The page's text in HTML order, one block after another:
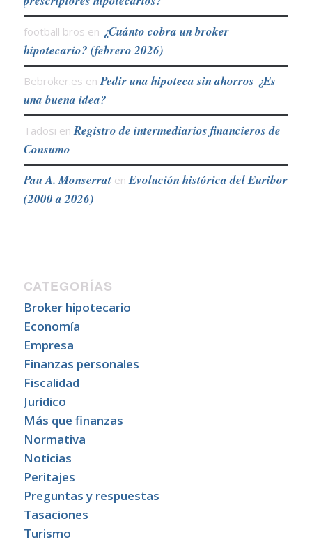
football bros en ¿Cuánto cobra un broker
hipotecario? (febrero 2026)
Bebroker.es en Pedir una hipoteca sin ahorros ¿Es
una buena idea?
Tadosi en Registro de intermediarios financieros de
Consumo
Pau A. Monserraten Evolución histórica del Euribor
(2000 a 2026)
CATEGORÍAS
Broker hipotecario
Economía
Empresa
Finanzas personales
Fiscalidad
Jurídico
Más que finanzas
Normativa
Noticias
Peritajes
Preguntas y respuestas
Tasaciones
Turismo